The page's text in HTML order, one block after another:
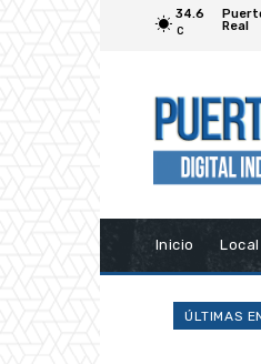
34.6
C
Real
Inicio Local
ÚLTIMAS